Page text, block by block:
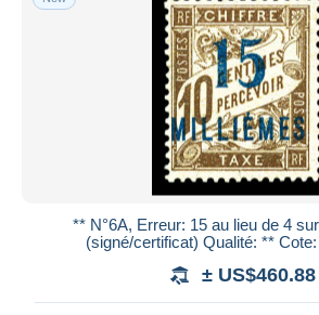
** N°6A, Erreur: 15 au lieu de 4
(signé/certificat) Qualité: **
± US$460.88